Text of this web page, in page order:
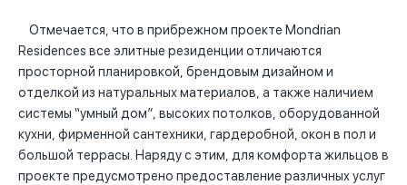
Отмечается, что в прибрежном проекте Mondrian
Residences все элитные резиденции отличаются
просторной планировкой, брендовым дизайном и
отделкой из натуральных материалов, а также наличием
системы “умный дом”, высоких потолков, оборудованной
кухни, фирменной сантехники, гардеробной, окон в пол и
большой террасы. Наряду с этим, для комфорта жильцов в
проекте предусмотрено предоставление различных услуг